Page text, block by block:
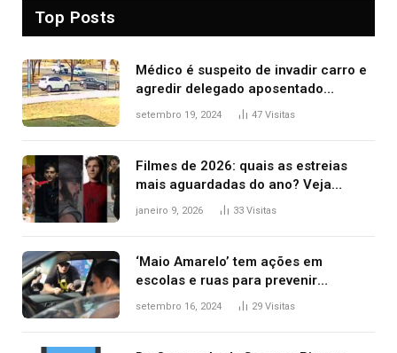
Top Posts
Médico é suspeito de invadir carro e
agredir delegado aposentado
durante confusão no trânsito
setembro 19, 2024 47 Visitas
Filmes de 2026: quais as estreias
mais aguardadas do ano? Veja
principais lançamentos do cinema
janeiro 9, 2026 33 Visitas
‘Maio Amarelo’ tem ações em
escolas e ruas para prevenir
acidentes no trânsito no AP
setembro 16, 2024 29 Visitas